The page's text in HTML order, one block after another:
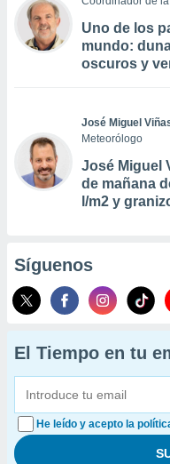
Uno de los
mundo:
oscuros y
José Miguel
Meteorólogo
José Miguel
de mañana
l/m2 y
Síguenos
El Tiempo en tu
He leído y acepto la